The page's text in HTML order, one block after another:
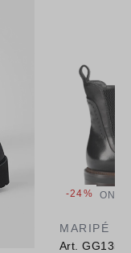
-24%
MARIPÉ
Art. GG135